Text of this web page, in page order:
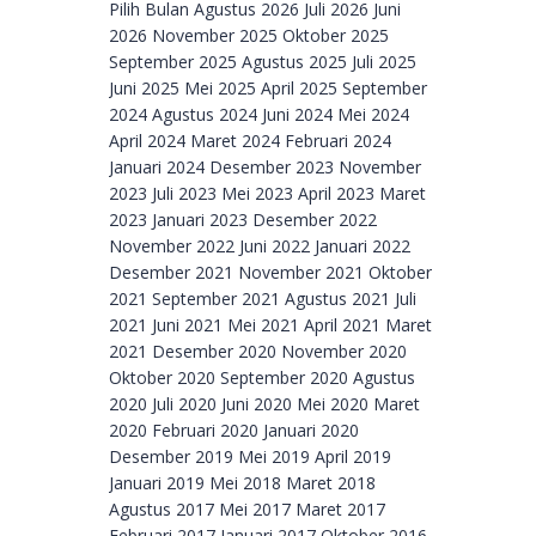
Archive
Pilih Bulan Agustus 2026 Juli 2026 Juni
2026 November 2025 Oktober 2025
September 2025 Agustus 2025 Juli 2025
Juni 2025 Mei 2025 April 2025 September
2024 Agustus 2024 Juni 2024 Mei 2024
April 2024 Maret 2024 Februari 2024
Januari 2024 Desember 2023 November
2023 Juli 2023 Mei 2023 April 2023 Maret
2023 Januari 2023 Desember 2022
November 2022 Juni 2022 Januari 2022
Desember 2021 November 2021 Oktober
2021 September 2021 Agustus 2021 Juli
2021 Juni 2021 Mei 2021 April 2021 Maret
2021 Desember 2020 November 2020
Oktober 2020 September 2020 Agustus
2020 Juli 2020 Juni 2020 Mei 2020 Maret
2020 Februari 2020 Januari 2020
Desember 2019 Mei 2019 April 2019
Januari 2019 Mei 2018 Maret 2018
Agustus 2017 Mei 2017 Maret 2017